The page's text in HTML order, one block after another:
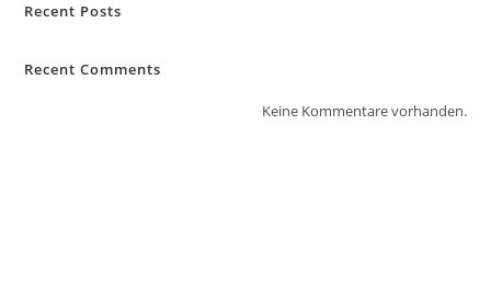
Recent Posts
Recent Comments
Keine Kommentare vorhanden.